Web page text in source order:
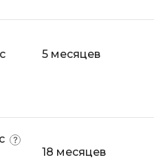
5 месяцев
18 месяцев
тестирования
PostgreSQL